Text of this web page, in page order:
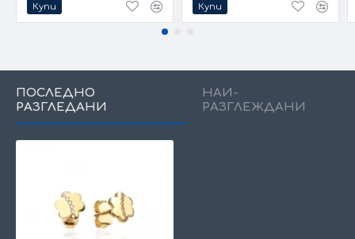
Купи Купи
ПОСЛЕДНО
РАЗГЛЕДАНИ
НАЙ-
РАЗГЛЕЖДАНИ